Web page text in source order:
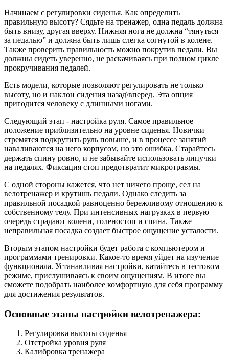
Начинаем с регулировки сиденья. Как определить
правильную высоту? Сядьте на тренажер, одна педаль должна
быть внизу, другая вверху. Нижняя нога не должна “тянуться
за педалью” и должна быть лишь слегка согнутой в колене.
Также проверить правильность можно покрутив педали. Вы
должны сидеть уверенно, не раскачиваясь при полном цикле
прокручивания педалей.
Есть модели, которые позволяют регулировать не только
высоту, но и наклон сидения назад\вперед. Эта опция
пригодится человеку с длинными ногами.
Следующий этап - настройка руля. Самое правильное
положение приблизительно на уровне сиденья. Новички
стремятся подкрутить руль повыше, и в процессе занятий
наваливаются на него корпусом, но это ошибка. Старайтесь
держать спину ровно, и не забывайте использовать липучки
на педалях. Фиксация стоп предотвратит микротравмы.
С одной стороны кажется, что нет ничего проще, сел на
велотренажер и крутишь педали. Однако следить за
правильной посадкой равноценно бережливому отношению к
собственному телу. При интенсивных нагрузках в первую
очередь страдают колени, голеностоп и спина. Также
неправильная посадка создает быстрое ощущение усталости.
Вторым этапом настройки будет работа с компьютером и
программами тренировки. Какое-то время уйдет на изучение
функционала. Устанавливая настройки, катайтесь в тестовом
режиме, прислушиваясь к своим ощущениям. В итоге вы
сможете подобрать наиболее комфортную для себя программу
для достижения результатов.
Основные этапы настройки велотренажера:
Регулировка высоты сиденья
Отстройка уровня руля
Калибровка тренажера